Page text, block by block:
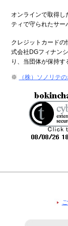
オンラインで取得し
ティで守られたサー
クレジットカード
式会社DGフィナン
り、当団体が保持す
※ （株）ソノリテ